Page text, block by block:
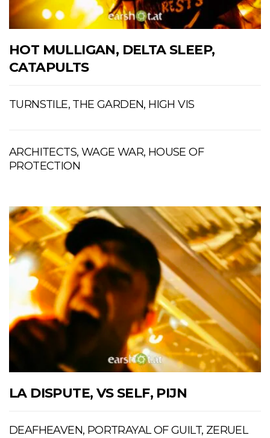
HOT MULLIGAN, DELTA SLEEP,
CATAPULTS
TURNSTILE, THE GARDEN, HIGH VIS
ARCHITECTS, WAGE WAR, HOUSE OF
PROTECTION
LA DISPUTE, VS SELF, PIJN
DEAFHEAVEN, PORTRAYAL OF GUILT, ZERUEL